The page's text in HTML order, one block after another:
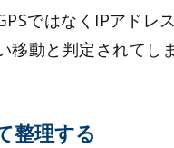
ではなくIPアドレ
移動と判定されてし
整理する